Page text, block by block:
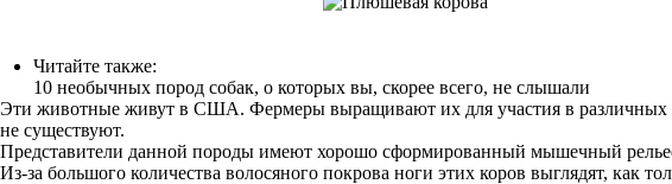
Читайте также:
10 необычных пород собак, о которых вы, скорее всего, не слышали
Эти животные живут в США. Фермеры выращивают их для участия в различных
не существуют.
Представители данной породы имеют хорошо сформированный мышечный
Из-за большого количества волосяного покрова ноги этих коров выглядят, как